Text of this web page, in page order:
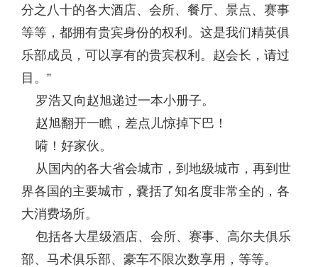
分之八十的各大酒店、会所、餐厅、景点、赛事
等等，都拥有贵宾身份的权利。这是我们精英俱
乐部成员，可以享有的贵宾权利。赵会长，请过
目。”
罗浩又向赵旭递过一本小册子。
赵旭翻开一瞧，差点儿惊掉下巴！
嗬！好家伙。
从国内的各大省会城市，到地级城市，再到世
界各国的主要城市，嚢括了知名度非常全的，各
大消费场所。
包括各大星级酒店、会所、赛事、高尔夫俱乐
部、马术俱乐部、豪车不限次数享用，等等。